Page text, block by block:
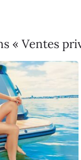
« Ventes